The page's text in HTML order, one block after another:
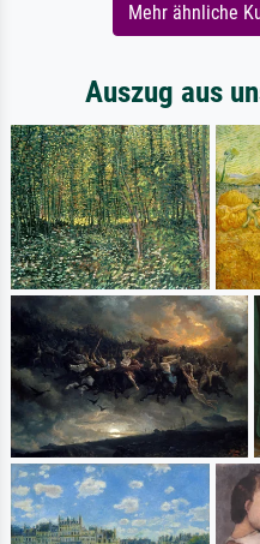
Mehr ähnliche
Auszug aus